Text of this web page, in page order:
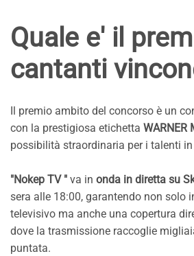
Quale e' il
cantanti
Il premio ambito del concorso è un
con la prestigiosa etichetta WARNER
possibilità straordinaria per i talenti in
"Nokep TV " va in onda in diretta su
sera alle 18:00, garantendo non solo
televisivo ma anche una copertura
dove la trasmissione raccoglie
puntata.